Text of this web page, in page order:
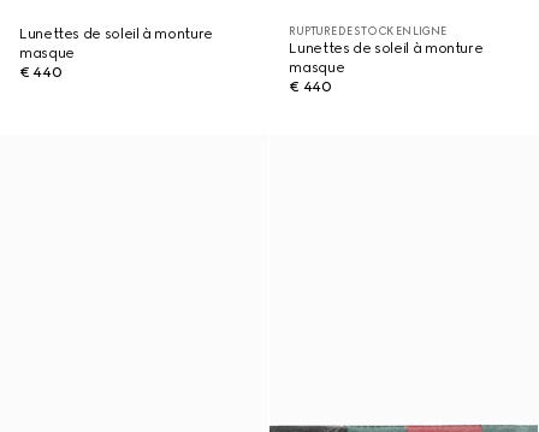
Lunettes de soleil à monture
masque
€ 440
RUPTURE DE STOCK EN LIGNE
Lunettes de soleil à monture
masque
€ 440